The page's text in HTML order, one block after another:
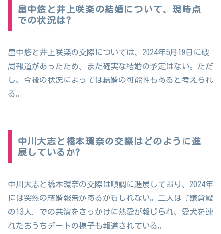
畠中悠と井上咲楽の結婚について、現時点
での状況は?
畠中悠と井上咲楽の交際については、2024年5月19日に破
局報道があったため、まだ確実な結婚の予定はない。ただ
し、今後の状況によっては結婚の可能性もあると考えられ
る。
中川大志と橋本環奈の交際はどのように進
展しているか?
中川大志と橋本環奈の交際は順調に進展しており、2024年
には突然の結婚報告があるかもしれない。二人は『鎌倉殿
の13人』での共演をきっかけに熱愛が報じられ、愛犬を連
れたおうちデートの様子も報道されている。